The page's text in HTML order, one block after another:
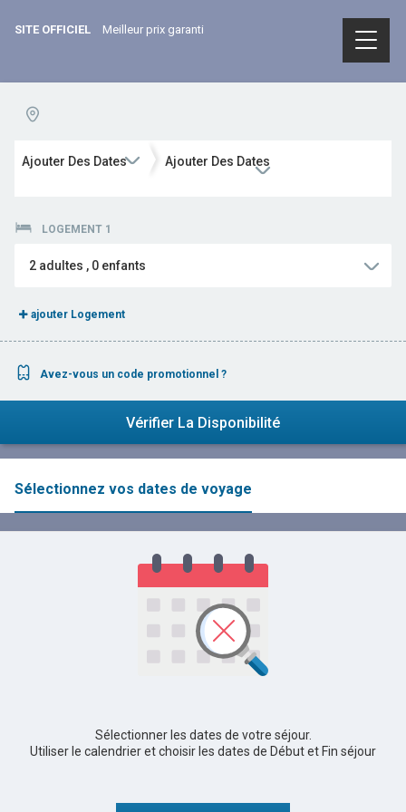
SITE OFFICIEL Meilleur prix garanti
Ajouter Des Dates Ajouter Des Dates
LOGEMENT 1
2 adultes , 0 enfants
ajouter Logement
Avez-vous un code promotionnel ?
Vérifier La Disponibilité
Sélectionnez vos dates de voyage
Sélectionner les dates de votre séjour.
Utiliser le calendrier et choisir les dates de Début et Fin séjour